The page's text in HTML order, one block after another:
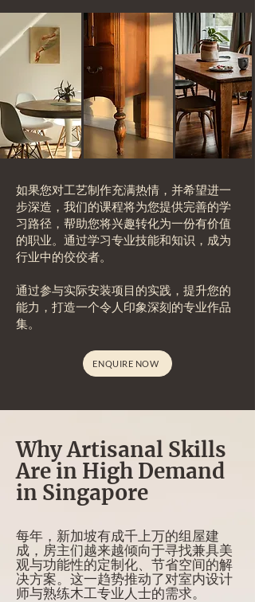
如果您对工艺制作充满热情，并希望进一
步深造，我们的课程将为您提供完善的学
习路径，帮助您将兴趣转化为一份有价值
的职业。通过学习专业技能和知识，成为
行业中的佼佼者。
通过参与实际安装项目的实践，提升您的
能力，打造一个令人印象深刻的专业作品
集。
ENQUIRE NOW
Why Artisanal Skills
Are in High Demand
in Singapore
每年，新加坡有成千上万的组屋建
成，房主们越来越倾向于寻找兼具美
观与功能性的定制化、节省空间的解
决方案。这一趋势推动了对室内设计
师与熟练木工专业人士的需求。